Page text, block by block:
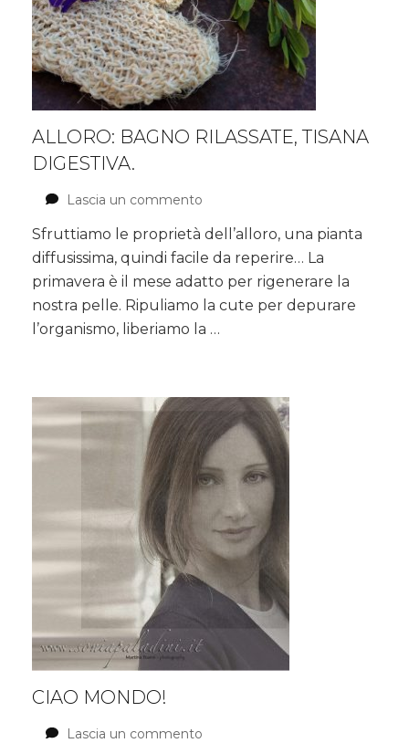
ALLORO: BAGNO RILASSATE, TISANA
DIGESTIVA.
Lascia un commento
bagno
rilassate,
tisana
digestiva.
Sfruttiamo le proprietà dell’alloro, una pianta
diffusissima, quindi facile da reperire… La
primavera è il mese adatto per rigenerare la
nostra pelle. Ripuliamo la cute per depurare
l’organismo, liberiamo la …
CIAO MONDO!
Lascia un commento